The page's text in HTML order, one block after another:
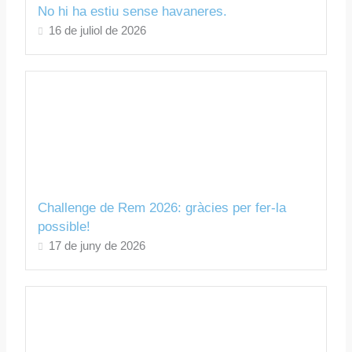
No hi ha estiu sense havaneres.
16 de juliol de 2026
Challenge de Rem 2026: gràcies per fer-la
possible!
17 de juny de 2026